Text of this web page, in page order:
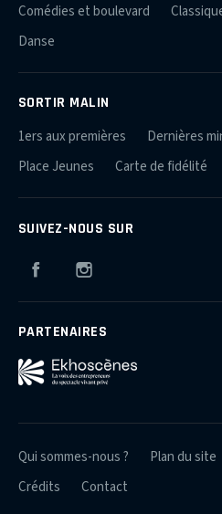
Comédies et boulevard
Danse
SORTIR MALIN
1ers aux premières Dernières
Place Jeunes
Carte de fidélité
SUIVEZ-NOUS SUR
Facebook
PARTENAIRES
Qui sommes-nous ? Plan du site
Crédits
Contact